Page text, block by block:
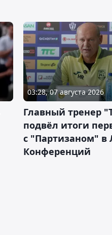
03:28, 07 августа 2026
Главный тренер
подвёл итоги
с "Партизаном" в
Конференций